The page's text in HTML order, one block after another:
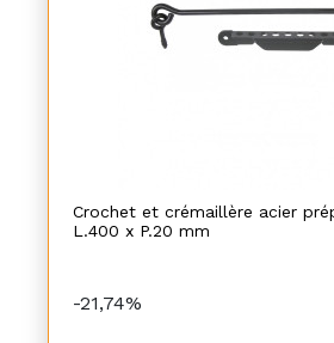
Crochet et crémaillère acier
L.400 x P.20 mm
-21,74%